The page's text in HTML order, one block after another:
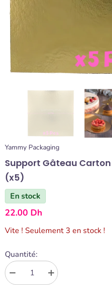
Yammy Packaging
Support Gâteau Carton
(x5)
En stock
22.00 Dh
Vite ! Seulement 3 en stock !
Quantité:
Diminuer
Augmenter